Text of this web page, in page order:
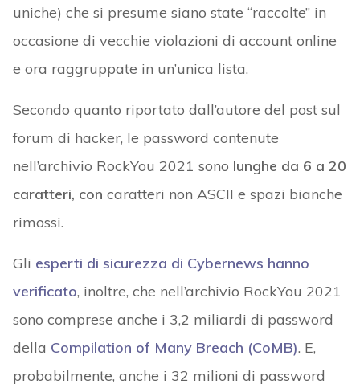
uniche) che si presume siano state “raccolte” in
occasione di vecchie violazioni di account online
e ora raggruppate in un’unica lista.
Secondo quanto riportato dall’autore del post sul
forum di hacker, le password contenute
nell’archivio RockYou 2021 sono lunghe da 6 a 20
caratteri, con caratteri non ASCII e spazi bianche
rimossi.
Gli esperti di sicurezza di Cybernews hanno
verificato, inoltre, che nell’archivio RockYou 2021
sono comprese anche i 3,2 miliardi di password
della Compilation of Many Breach (CoMB). E,
probabilmente, anche i 32 milioni di password